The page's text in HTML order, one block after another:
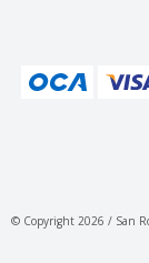
© Copyright 2026 / San